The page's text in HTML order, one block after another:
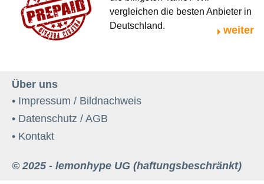
vergleichen die besten Anbieter in
Deutschland.
weiter
Über uns
• Impressum / Bildnachweis
• Datenschutz / AGB
• Kontakt
© 2025 - lemonhype UG (haftungsbeschränkt)